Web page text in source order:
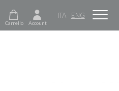
Carrello Account
ITA ENG